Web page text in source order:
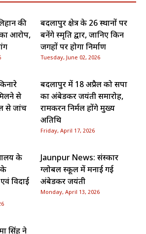
की
आरोप,
बदलापुर क्षेत्र के 26 स्थानों पर
बनेंगे स्मृति द्वार, जानिए किन
जगहों पर होगा निर्माण
Tuesday, June 02, 2026
से
से जांच
बदलापुर में 18 अप्रैल को सपा
का अंबेडकर जयंती समारोह,
रामकरन निर्मल होंगे मुख्य
अतिथि
Friday, April 17, 2026
के
के
विदाई
Jaunpur News: संस्कार
ग्लोबल स्कूल में मनाई गई
अंबेडकर जयंती
Monday, April 13, 2026
सिंह ने